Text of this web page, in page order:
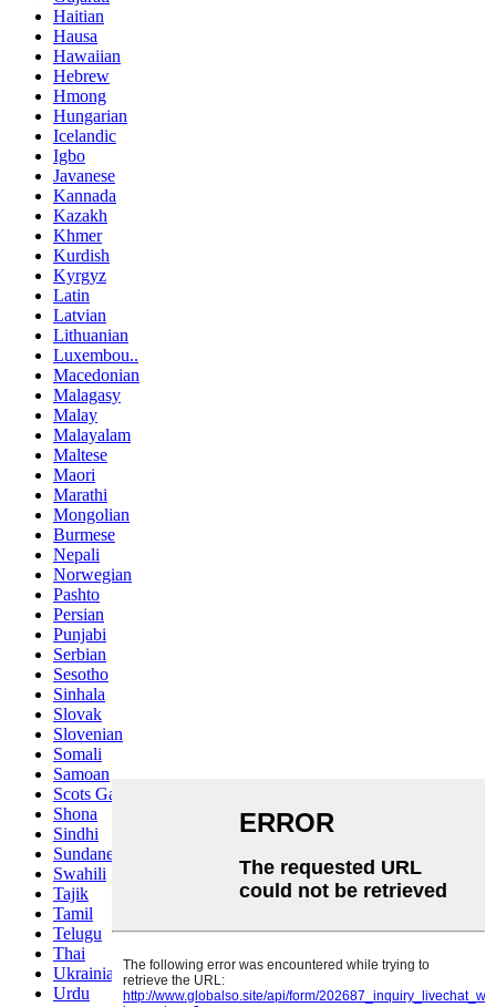
Haitian
Hausa
Hawaiian
Hebrew
Hmong
Hungarian
Icelandic
Igbo
Javanese
Kannada
Kazakh
Khmer
Kurdish
Kyrgyz
Latin
Latvian
Lithuanian
Luxembou..
Macedonian
Malagasy
Malay
Malayalam
Maltese
Maori
Marathi
Mongolian
Burmese
Nepali
Norwegian
Pashto
Persian
Punjabi
Serbian
Sesotho
Sinhala
Slovak
Slovenian
Somali
Samoan
Scots Gaelic
Shona
Sindhi
Sundanese
Swahili
Tajik
Tamil
Telugu
Thai
Ukrainian
Urdu